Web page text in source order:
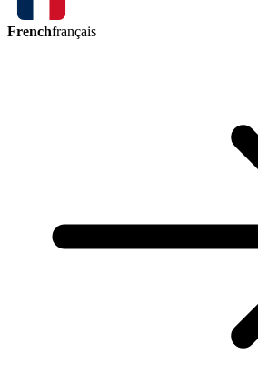
Frenchfrançais